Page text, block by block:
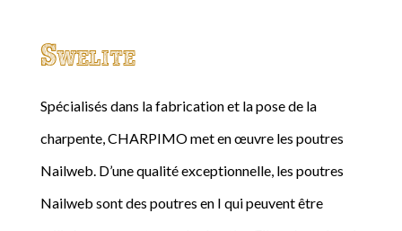
Swelite
Spécialisés dans la fabrication et la pose de la
charpente, CHARPIMO met en œuvre les poutres
Nailweb. D’une qualité exceptionnelle, les poutres
Nailweb sont des poutres en I qui peuvent être